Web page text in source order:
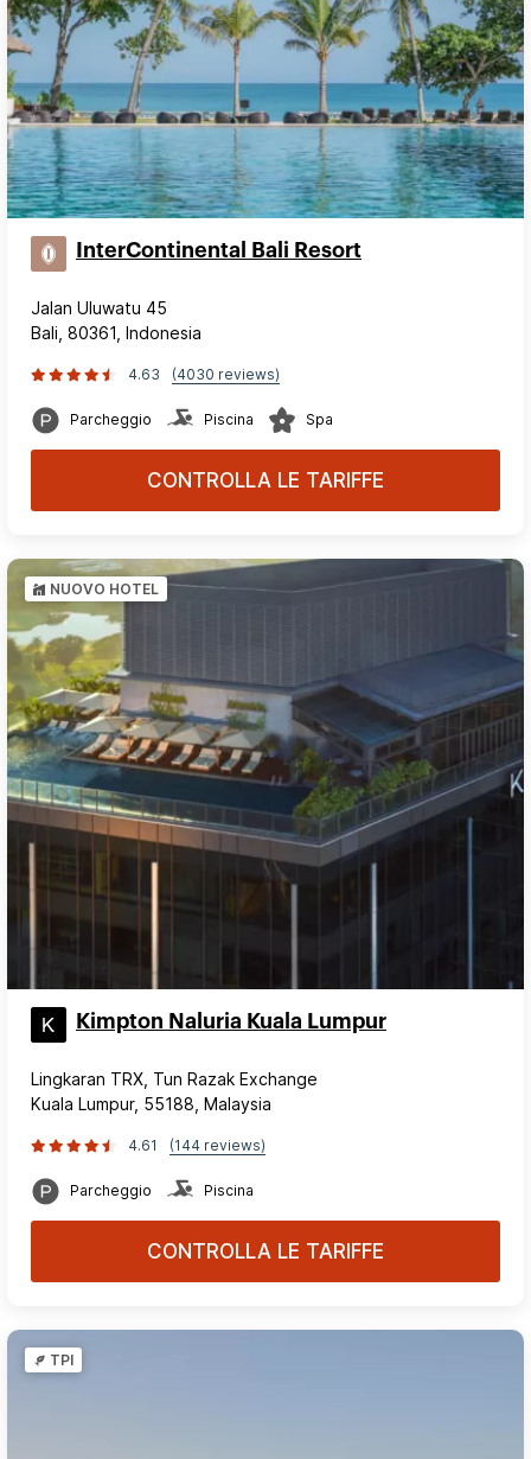
InterContinental Bali Resort
Jalan Uluwatu 45
Bali, 80361, Indonesia
4.63 (4030 reviews)
Parcheggio Piscina Spa
CONTROLLA LE TARIFFE
NUOVO HOTEL
Kimpton Naluria Kuala Lumpur
Lingkaran TRX, Tun Razak Exchange
Kuala Lumpur, 55188, Malaysia
4.61 (144 reviews)
Parcheggio Piscina
CONTROLLA LE TARIFFE
TPI